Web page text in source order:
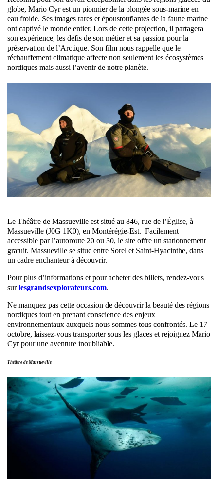
globe, Mario Cyr est un pionnier de la plongée sous-marine en
eau froide. Ses images rares et époustouflantes de la faune marine
ont captivé le monde entier. Lors de cette projection, il partagera
son expérience, les défis de son métier et sa passion pour la
préservation de l’Arctique. Son film nous rappelle que le
réchauffement climatique affecte non seulement les écosystèmes
nordiques mais aussi l’avenir de notre planète.
Le Théâtre de Massueville est situé au 846, rue de l’Église, à
Massueville (J0G 1K0), en Montérégie-Est. Facilement
accessible par l’autoroute 20 ou 30, le site offre un stationnement
gratuit. Massueville se situe entre Sorel et Saint-Hyacinthe, dans
un cadre enchanteur à découvrir.
Pour plus d’informations et pour acheter des billets, rendez-vous
surlesgrandsexplorateurs.com.
Ne manquez pas cette occasion de découvrir la beauté des régions
nordiques tout en prenant conscience des enjeux
environnementaux auxquels nous sommes tous confrontés. Le 17
octobre, laissez-vous transporter sous les glaces et rejoignez Mario
Cyr pour une aventure inoubliable.
Théâtre de Massueville